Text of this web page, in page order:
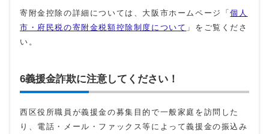
寄附金控除の詳細については、大阪市ホームページ「個人
市・府民税の寄附金税額控除制度について 」をご覧くださ
い。
6義援金詐欺に注意してください！
西区役所職員が義援金の募集目的で一般家庭を訪問した
り、電話・メール・ファックス等によって義援金の振込み